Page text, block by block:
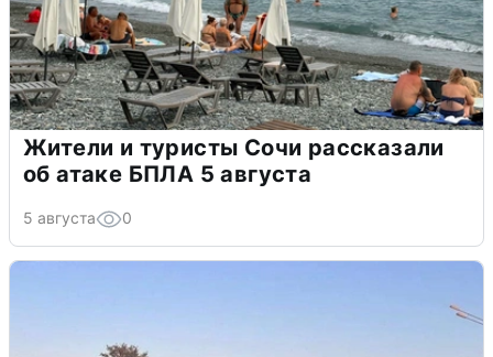
Жители и туристы Сочи рассказали
об атаке БПЛА 5 августа
5 августа 0